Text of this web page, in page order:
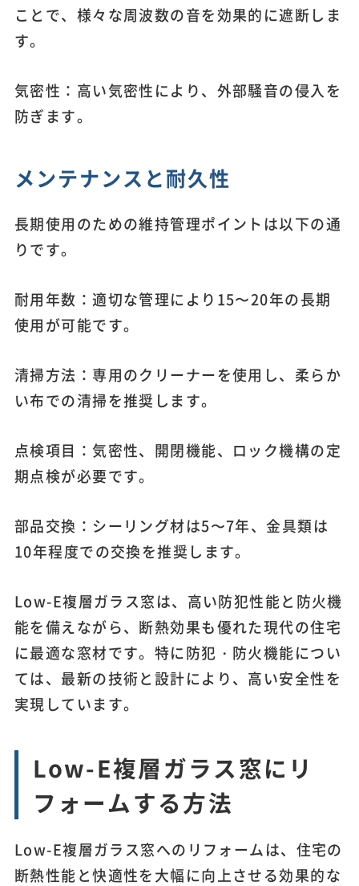
ことで、様々な周波数の音を効果的に遮断しま
す。
気密性：高い気密性により、外部騒音の侵入を
防ぎます。
メンテナンスと耐久性
長期使用のための維持管理ポイントは以下の通
りです。
耐用年数：適切な管理により15〜20年の長期
使用が可能です。
清掃方法：専用のクリーナーを使用し、柔らか
い布での清掃を推奨します。
点検項目：気密性、開閉機能、ロック機構の定
期点検が必要です。
部品交換：シーリング材は5〜7年、金具類は
10年程度での交換を推奨します。
Low-E複層ガラス窓は、高い防犯性能と防火機
能を備えながら、断熱効果も優れた現代の住宅
に最適な窓材です。特に防犯・防火機能につい
ては、最新の技術と設計により、高い安全性を
実現しています。
Low-E複層ガラス窓にリ
フォームする方法
Low-E複層ガラス窓へのリフォームは、住宅の
断熱性能と快適性を大幅に向上させる効果的な